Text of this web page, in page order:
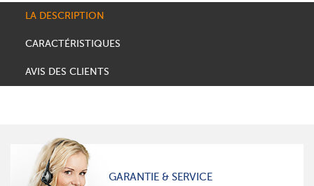
LA DESCRIPTION
CARACTÉRISTIQUES
AVIS DES CLIENTS
GARANTIE & SERVICE